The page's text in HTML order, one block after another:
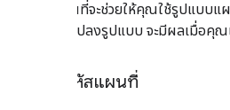
รหัสแผนที่จะช่วยให้คุณใช้รูปแบบ
เปลี่ยนแปลงรูปแบบ จะมีผลเมื่อคุ
สร้างรหัสแผนที่